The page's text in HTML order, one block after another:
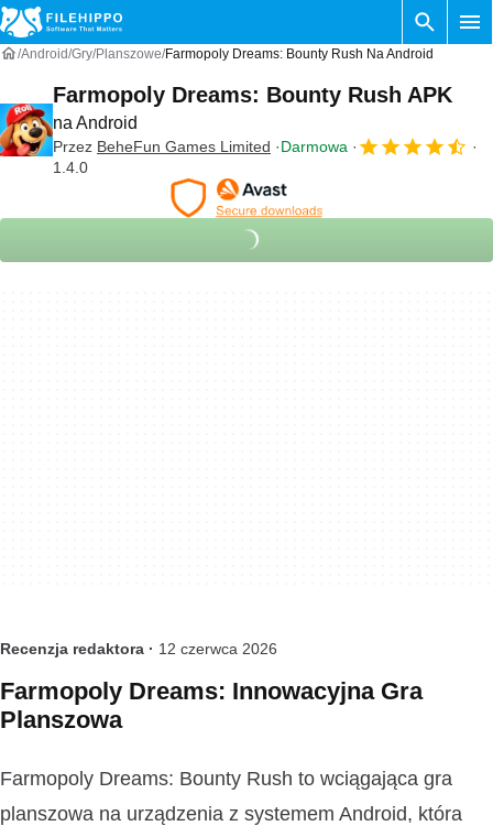
Android Gry Planszowe Farmopoly Dreams: Bounty Rush Na Android
Farmopoly Dreams: Bounty Rush APK
na Android
Przez BeheFun Games Limited
Darmowa
1.4.0
Recenzja redaktora · 12 czerwca 2026
Farmopoly Dreams: Innowacyjna Gra
Planszowa
Farmopoly Dreams: Bounty Rush to wciągająca gra
planszowa na urządzenia z systemem Android, która